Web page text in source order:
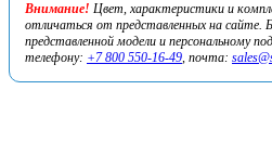
Внимание! Цвет, характеристики и
отличаться от представленных на сайте.
представленной модели и персональному
телефону: +7 800 550-16-49, почта: